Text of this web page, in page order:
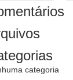
categoria